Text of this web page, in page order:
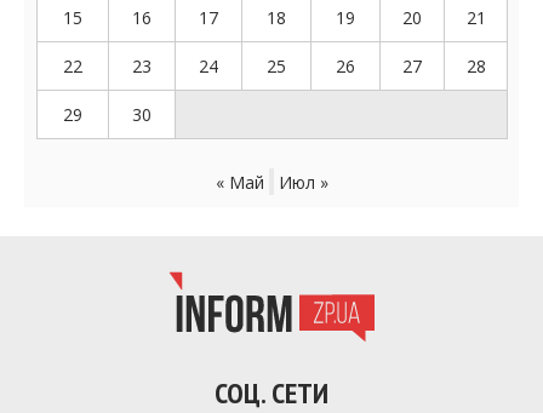
15 16 17 18 19 20 21
22 23 24 25 26 27 28
29 30
« Май Июл »
СОЦ. СЕТИ